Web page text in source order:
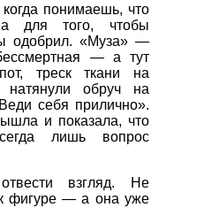
понимаешь, что
для того, чтобы
одобрил. «Муза» —
— а тут
треск ткани на
натянули обруч на
себя прилично».
и показала, что
лишь вопрос
взгляд. Не
фигуре — а она уже